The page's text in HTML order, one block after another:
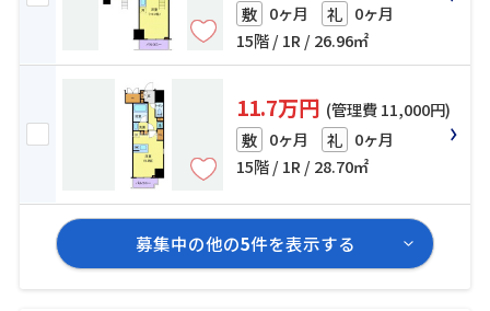
敷 0ヶ月 礼 0ヶ月
15階 / 1R / 26.96㎡
11.7万円 (管理費 11,000円)
敷 0ヶ月 礼 0ヶ月
15階 / 1R / 28.70㎡
募集中の他の5件を表示する